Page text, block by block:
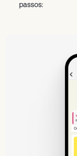
passos: